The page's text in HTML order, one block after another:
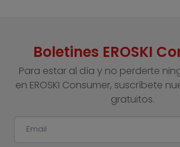
Boletines EROSKI
Para estar al día y no perderte
en EROSKI Consumer, suscríbete
gratuitos.